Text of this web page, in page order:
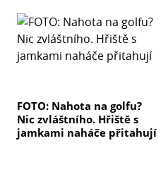
FOTO: Nahota na golfu?
Nic zvláštního. Hřiště s
jamkami naháče přitahují